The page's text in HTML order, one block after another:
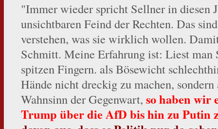
"Immer wieder spricht Sellner in diesen
unsichtbaren Feind der Rechten. Das
verstehen, was sie wirklich wollen.
Schmitt. Meine Erfahrung ist: Liest
spitzen Fingern. als Bösewicht
Hände nicht dreckig zu machen,
Wahnsinn der Gegenwart, so haben wir
Trump über die AfD bis hin zu Putin